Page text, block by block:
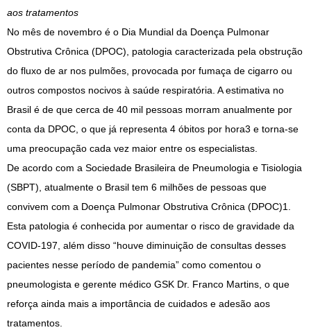
aos tratamentos
No mês de novembro é o Dia Mundial da Doença Pulmonar
Obstrutiva Crônica (DPOC), patologia caracterizada pela obstrução
do fluxo de ar nos pulmões, provocada por fumaça de cigarro ou
outros compostos nocivos à saúde respiratória. A estimativa no
Brasil é de que cerca de 40 mil pessoas morram anualmente por
conta da DPOC, o que já representa 4 óbitos por hora3 e torna-se
uma preocupação cada vez maior entre os especialistas.
De acordo com a Sociedade Brasileira de Pneumologia e Tisiologia
(SBPT), atualmente o Brasil tem 6 milhões de pessoas que
convivem com a Doença Pulmonar Obstrutiva Crônica (DPOC)1.
Esta patologia é conhecida por aumentar o risco de gravidade da
COVID-197, além disso “houve diminuição de consultas desses
pacientes nesse período de pandemia” como comentou o
pneumologista e gerente médico GSK Dr. Franco Martins, o que
reforça ainda mais a importância de cuidados e adesão aos
tratamentos.